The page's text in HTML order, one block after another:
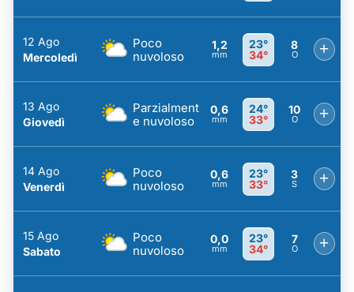
12 Ago
Mercoledì
Poco
nuvoloso
1,2
mm
23°
34°
8
O +
13 Ago
Giovedì
Parzialment
e nuvoloso
0,6
mm
24°
33°
10
O +
14 Ago
Venerdì
Poco
nuvoloso
0,6
mm
23°
33°
3
S +
15 Ago
Sabato
Poco
nuvoloso
0,0
mm
23°
34°
7
O +